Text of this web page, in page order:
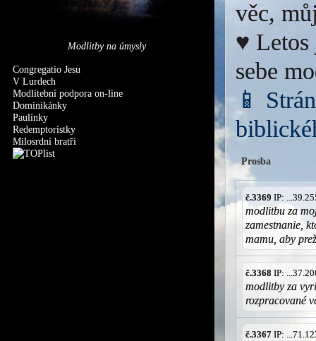
Modlitby na úmysly
Congregatio Jesu
V Lurdech
Modlitební podpora on-line
Dominikánky
Paulínky
Redemptoristky
Milosrdní bratři
věc,
♥ Letos
sebe
📱
Prosba
č.3369 IP:
modlitbu za
zamestnanie,
mamu, aby
č.3368 IP:
modlitby za
rozpracované
č.3367 IP: